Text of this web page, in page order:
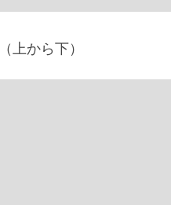
上から下）